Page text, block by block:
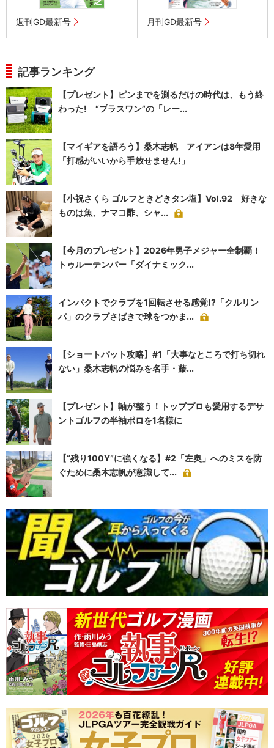
週刊GD最新号 月刊GD最新号
記事ランキング
【プレゼント】ピンまでを測るだけの時代は、もう終
わった! “プラスワン”の「レー...
【マイギアを語ろう】桑木志帆 アイアンは8年愛用
「打感がいいから手放せません!」
【小祝さくら ゴルフときどきタン塩】Vol.92 好きな
ものは魚、ナマコ酢、シャ...
【今月のプレゼント】2026年男子メジャー全制覇！
トゥルーテンパー「ダイナミック...
インパクトでクラブを1回転させる感覚!?「クルリン
パ」のクラブさばきで球をつかま...
【ショートパット攻略】#1「大事なところで打ち切れ
ない」桑木志帆の悩みを名手・藤...
【プレゼント】軸が整う！トッププロも愛用するデサ
ントゴルフの半袖ポロを1名様に
【“残り100Y”に強くなる】#2「左奥」へのミスを防
ぐために桑木志帆が意識して...